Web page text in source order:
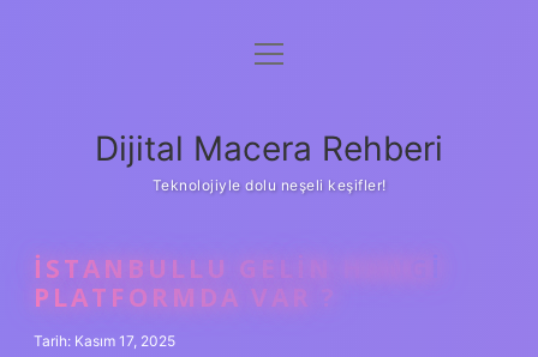
Anasayfa
Yasal Uyarı
menüyü
Dijital Macera Rehberi
Teknolojiyle dolu neşeli keşifler!
İSTANBULLU GELIN HANGI
PLATFORMDA VAR ?
Tarih: Kasım 17, 2025